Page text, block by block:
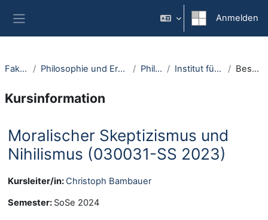
Anmelden
Fakultäten Philosophie und Erziehungswissenschaft Philosophie Institut für Philosophie I Beschreibung
Kursinformation
Moralischer Skeptizismus und
Nihilismus (030031-SS 2023)
Kursleiter/in: Christoph Bambauer
Semester: SoSe 2024